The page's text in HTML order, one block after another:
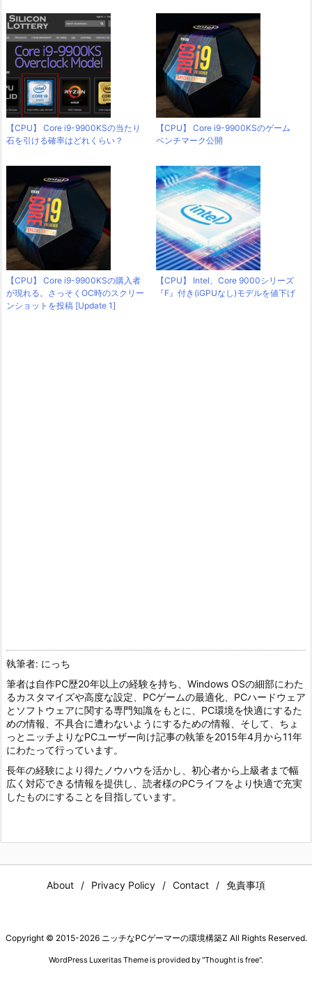
【CPU】 Core i9-9900KSの当たり
石を引ける確率はどれくらい？
【CPU】 Core i9-9900KSのゲーム
ベンチマーク公開
【CPU】 Core i9-9900KSの購入者
が現れる。さっそくOC時のスクリー
ンショットを投稿 [Update 1]
【CPU】 Intel、Core 9000シリーズ
『F』付き(iGPUなし)モデルを値下げ
執筆者: にっち
筆者は自作PC歴20年以上の経験を持ち、Windows OSの細部にわた
るカスタマイズや高度な設定、PCゲームの最適化、PCハードウェア
とソフトウェアに関する専門知識をもとに、PC環境を快適にするた
めの情報、不具合に遭わないようにするための情報、そして、ちょ
っとニッチよりなPCユーザー向け記事の執筆を2015年4月から11年
にわたって行っています。
長年の経験により得たノウハウを活かし、初心者から上級者まで幅
広く対応できる情報を提供し、読者様のPCライフをより快適で充実
したものにすることを目指しています。
About Privacy Policy Contact 免責事項
Copyright © 2015-2026 ニッチなPCゲーマーの環境構築Z All Rights Reserved.
WordPress Luxeritas Theme is provided by "Thought is free".